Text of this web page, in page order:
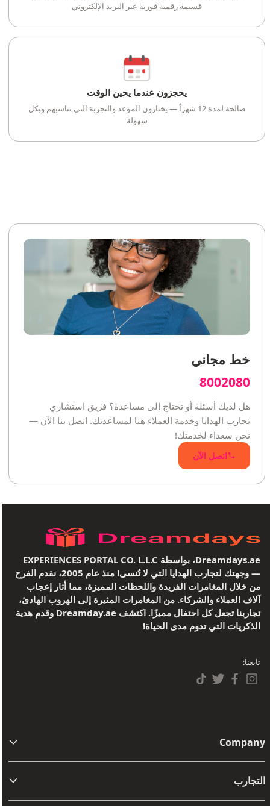
قسيمة رقمية فورية عبر البريد الإلكتروني
يحجزون عندما يحين الوقت
صالحة لمدة 12 شهراً — يختارون الموعد والتجربة التي تناسبهم وبكل
سهولة
خط مجاني
8002080
هل لديك أسئلة أو تحتاج إلى مساعدة؟ فريق استشاري
تجارب الهدايا وخدمة العملاء هنا لمساعدتك. اتصل بنا الآن —
نحن سعداء لخدمتك!
اتصل الآن
Dreamdays.ae، بواسطة EXPERIENCES PORTAL CO. L.L.C
— وجهتك لتجارب الهدايا التي لا تُنسى! منذ عام 2005، نقدم الفرح
من خلال المغامرات الفريدة واللحظات المميزة، مما أثار إعجاب
آلاف العملاء والشركاء. من المغامرات المثيرة إلى الهروب الهادئ،
تجاربنا تجعل كل احتفال مميزًا. اكتشف Dreamday.ae وقدم هدية
الذكريات التي تدوم مدى الحياة!
تابعنا:
Company
التجارب